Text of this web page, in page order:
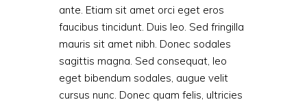
ante. Etiam sit amet orci eget eros
faucibus tincidunt. Duis leo. Sed fringilla
mauris sit amet nibh. Donec sodales
sagittis magna. Sed consequat, leo
eget bibendum sodales, augue velit
cursus nunc. Donec quam felis, ultricies